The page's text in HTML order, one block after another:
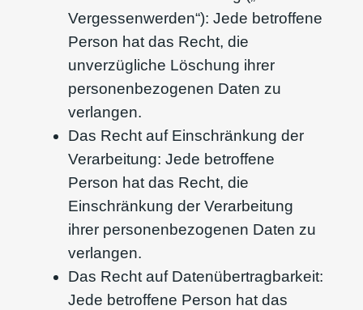
Vergessenwerden“): Jede betroffene
Person hat das Recht, die
unverzügliche Löschung ihrer
personenbezogenen Daten zu
verlangen.
Das Recht auf Einschränkung der
Verarbeitung: Jede betroffene
Person hat das Recht, die
Einschränkung der Verarbeitung
ihrer personenbezogenen Daten zu
verlangen.
Das Recht auf Datenübertragbarkeit:
Jede betroffene Person hat das